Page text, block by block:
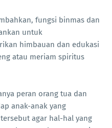
fungsi binmas dan
untuk
himbauan dan edukasi
atau meriam spiritus
peran orang tua dan
anak-anak yang
agar hal-hal yang